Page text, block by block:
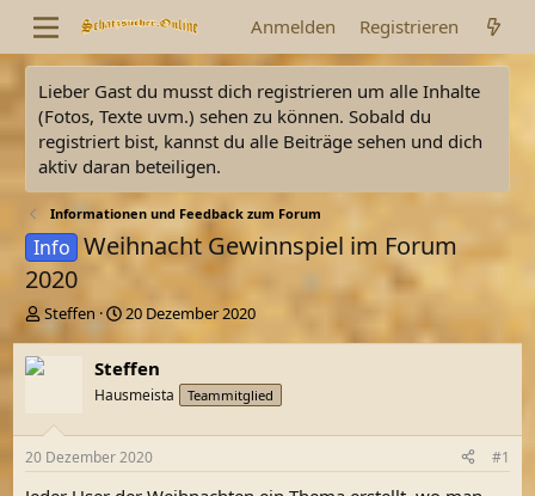
Anmelden Registrieren
Lieber Gast du musst dich registrieren um alle Inhalte
(Fotos, Texte uvm.) sehen zu können. Sobald du
registriert bist, kannst du alle Beiträge sehen und dich
aktiv daran beteiligen.
Informationen und Feedback zum Forum
Info Weihnacht Gewinnspiel im Forum
2020
E
r
t
l
e
Steffen
E
t
e
l
t
20 Dezember 2020
Steffen
Hausmeista Teammitglied
20 Dezember 2020 #1